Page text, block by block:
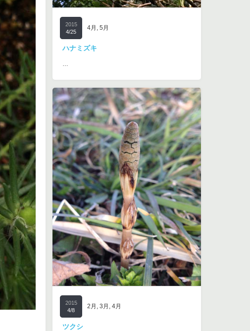
2015
4/25
4月 , 5月
ハナミズキ
…
2015
4/8
2月 , 3月 , 4月
ツクシ